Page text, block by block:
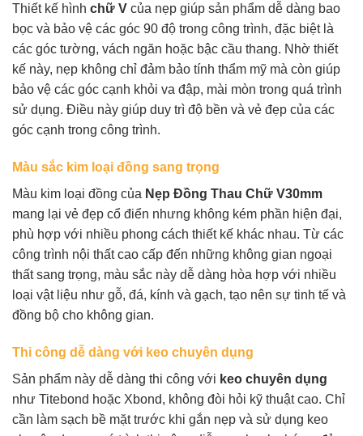
Thiết kế hình chữ V của nẹp giúp sản phẩm dễ dàng bao
bọc và bảo vệ các góc 90 độ trong công trình, đặc biệt là
các góc tường, vách ngăn hoặc bậc cầu thang. Nhờ thiết
kế này, nẹp không chỉ đảm bảo tính thẩm mỹ mà còn giúp
bảo vệ các góc cạnh khỏi va đập, mài mòn trong quá trình
sử dụng. Điều này giúp duy trì độ bền và vẻ đẹp của các
góc cạnh trong công trình.
Màu sắc kim loại đồng sang trọng
Màu kim loại đồng của Nẹp Đồng Thau Chữ V30mm
mang lại vẻ đẹp cổ điển nhưng không kém phần hiện đại,
phù hợp với nhiều phong cách thiết kế khác nhau. Từ các
công trình nội thất cao cấp đến những không gian ngoại
thất sang trọng, màu sắc này dễ dàng hòa hợp với nhiều
loại vật liệu như gỗ, đá, kính và gạch, tạo nên sự tinh tế và
đồng bộ cho không gian.
Thi công dễ dàng với keo chuyên dụng
Sản phẩm này dễ dàng thi công với keo chuyên dụng
như Titebond hoặc Xbond, không đòi hỏi kỹ thuật cao. Chỉ
cần làm sạch bề mặt trước khi gắn nẹp và sử dụng keo